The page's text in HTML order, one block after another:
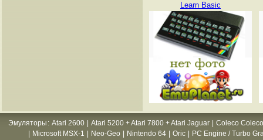
Learn Basic
Эмуляторы : Atari 2600 Atari 5200 + Atari 7800 + Atari Jaguar
Coleco
Microsoft MSX-1 Neo-Geo Nintendo 64 Oric PC Engine / Turbo